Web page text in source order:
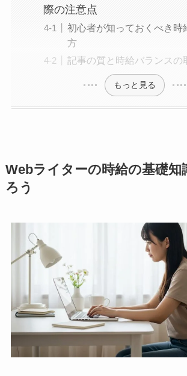
際の注意点
初心者が知っておくべき時
方
記事の質と時給バランスの
もっと見る
Webライターの時給の基礎知
ろう